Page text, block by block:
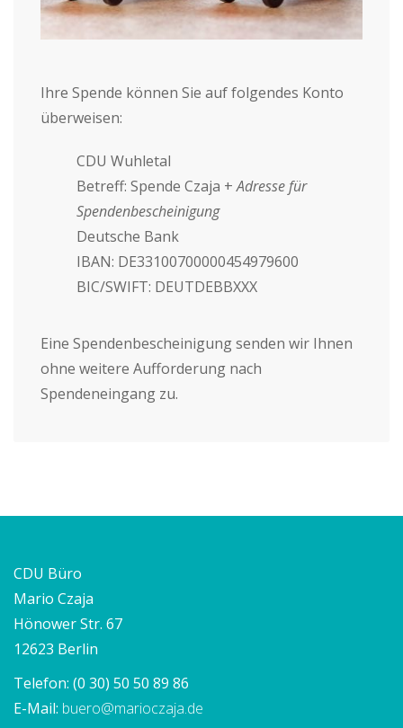
Ihre Spende können Sie auf folgendes Konto
überweisen:
CDU Wuhletal
Betreff: Spende Czaja +Adresse für
Spendenbescheinigung
Deutsche Bank
IBAN: DE33100700000454979600
BIC/SWIFT: DEUTDEBBXXX
Eine Spendenbescheinigung senden wir Ihnen
ohne weitere Aufforderung nach
Spendeneingang zu.
CDU Büro
Mario Czaja
Hönower Str. 67
12623 Berlin
Telefon: (0 30) 50 50 89 86
E-Mail: buero@marioczaja.de